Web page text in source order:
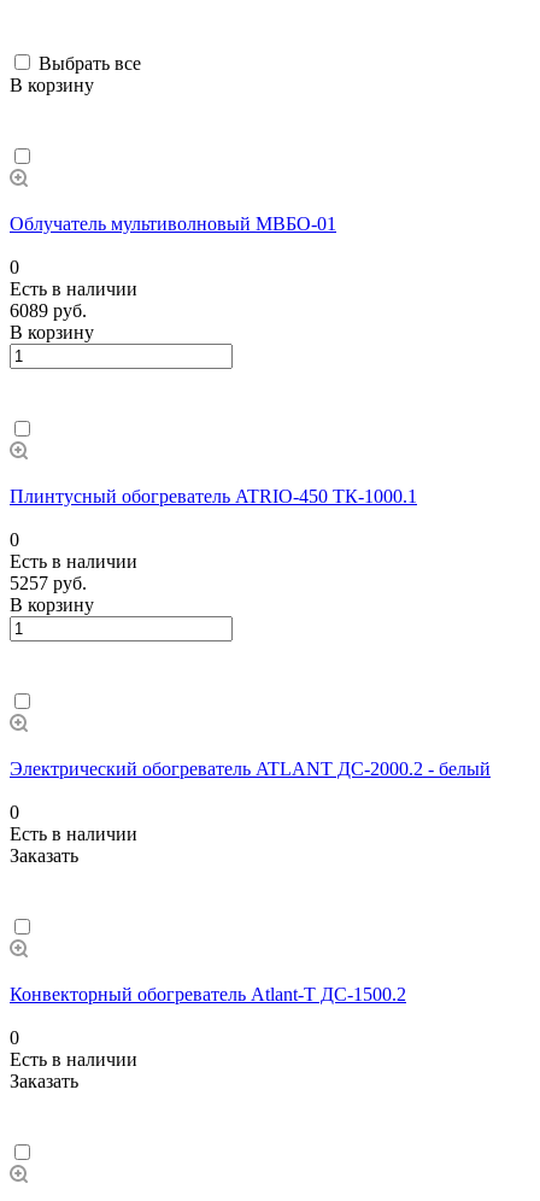
Выбрать все
В корзину
Облучатель мультиволновый МВБО-01
0
Есть в наличии
6089 руб.
В корзину
Плинтусный обогреватель ATRIO-450 ТК-1000.1
0
Есть в наличии
5257 руб.
В корзину
Электрический обогреватель ATLANT ДС-2000.2 - белый
0
Есть в наличии
Заказать
Конвекторный обогреватель Atlant-Т ДС-1500.2
0
Есть в наличии
Заказать